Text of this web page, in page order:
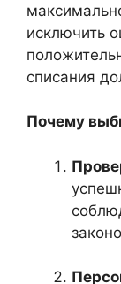
исключить
списания
Почему